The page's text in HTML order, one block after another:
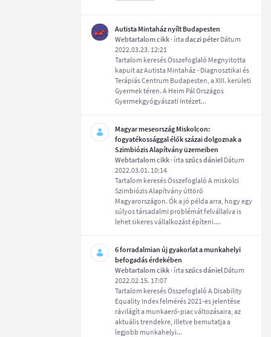
Autista Mintaház nyílt Budapesten
Webtartalom cikk · írtadaczi péter Dátum
2022.03.23. 12:21
Tartalom keresés Összefoglaló Megnyitotta
kapuit az Autista Mintaház - Diagnosztikai és
Terápiás Centrum Budapesten, a XIII. kerületi
Gyermek téren. A Heim Pál Országos
Gyermekgyógyászati Intézet...
Magyar meseország Miskolcon:
fogyatékossággal élők százai dolgoznak a
Szimbiózis Alapítvány üzemeiben
Webtartalom cikk · írtaszűcs dániel Dátum
2022.03.01. 10:14
Tartalom keresés Összefoglaló A miskolci
Szimbiózis Alapítvány úttörő
Magyarországon. Ők a jó példa arra, hogy egy
súlyos társadalmi problémát felvállalva is
lehet sikeres vállalkozást építeni....
6 forradalmian új gyakorlat a munkahelyi
befogadás érdekében
Webtartalom cikk · írtaszűcs dániel Dátum
2022.02.15. 17:07
Tartalom keresés Összefoglaló A Disability
Equality Index felmérés 2021-es jelentése
rávilágít a munkaerő-piac változásaira, az
aktuális trendekre, illetve bemutatja a
legjobb munkahelyi...